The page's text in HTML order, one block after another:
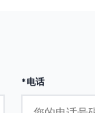
*电话